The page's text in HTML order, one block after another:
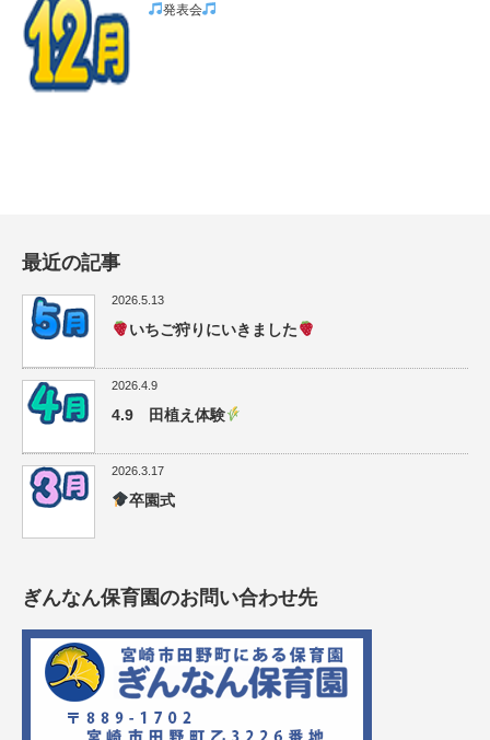
発表会
最近の記事
2026.5.13
いちご狩りにいきました
2026.4.9
4.9 田植え体験
2026.3.17
卒園式
ぎんなん保育園のお問い合わせ先